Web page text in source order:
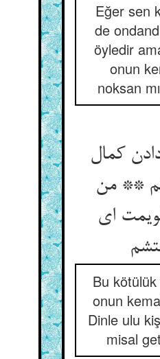
Eğer sen
de
öyledir
onun
noksan
کمال
** من
ای
Bu kötülük
onun
Dinle ulu
misal